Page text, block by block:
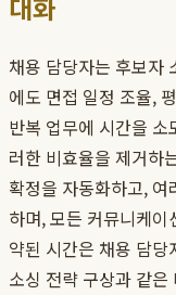
채용 담당자는 후보자
에도 면접 일정 조율,
반복 업무에 시간을 소
러한 비효율을 제거하
확정을 자동화하고,
하며, 모든 커뮤니케
약된 시간은 채용 담
소싱 전략 구상과 같